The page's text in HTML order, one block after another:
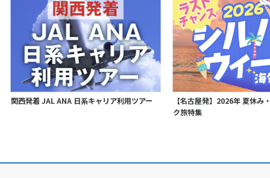
関西発着 JAL ANA 日系キャリア利用ツアー
【名古屋発】2026年 夏休み
ク旅特集